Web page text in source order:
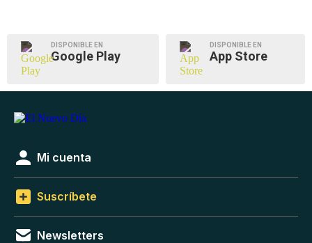
DISPONIBLE EN
Google Play
DISPONIBLE EN
App Store
Mi cuenta
Suscríbete
Newsletters